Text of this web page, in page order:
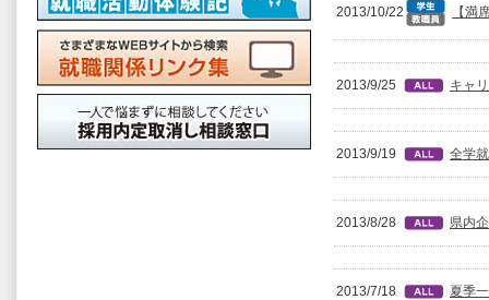
2013/10/22 【満
2013/9/25 キャ
2013/9/19 全学
2013/8/28 県内
2013/7/18 夏季